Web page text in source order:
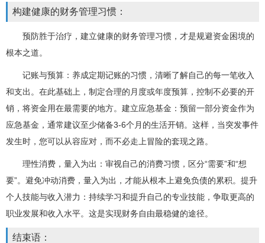
构建健康的财务管理习惯：
预防胜于治疗，建立健康的财务管理习惯，才是规避资金困境的
根本之道。
记账与预算：养成定期记账的习惯，清晰了解自己的每一笔收入
和支出。在此基础上，制定合理的月度或年度预算，控制不必要的开
销，将资金用在最需要的地方。建立应急基金：预留一部分资金作为
应急基金，通常建议至少储备3-6个月的生活开销。这样，当突发事件
发生时，您可以从容应对，而不必走上冒险的套现之路。
理性消费，量入为出：审视自己的消费习惯，区分“需要”和“想
要”。避免冲动消费，量入为出，才能从根本上避免负债的累积。提升
个人技能与收入潜力：持续学习和提升自己的专业技能，争取更高的
职业发展和收入水平。这是实现财务自由最稳健的途径。
结束语：